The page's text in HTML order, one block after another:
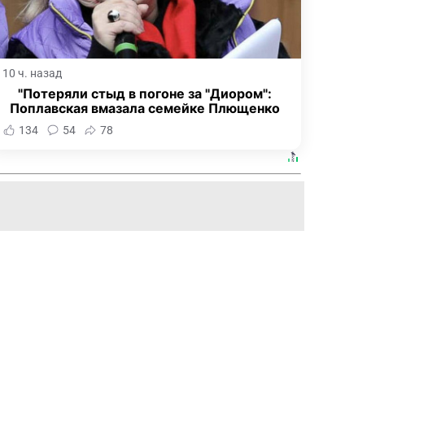
10 ч. назад
"Потеряли стыд в погоне за "Диором":
Поплавская вмазала семейке Плющенко
134 54 78